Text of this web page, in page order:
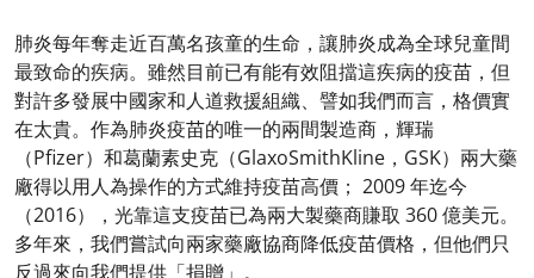
肺炎每年奪走近百萬名孩童的生命，讓肺炎成為全球兒童間
最致命的疾病。雖然目前已有能有效阻擋這疾病的疫苗，但
對許多發展中國家和人道救援組織、譬如我們而言，格價實
在太貴。作為肺炎疫苗的唯一的兩間製造商，輝瑞
（Pfizer）和葛蘭素史克（GlaxoSmithKline，GSK）兩大藥
廠得以用人為操作的方式維持疫苗高價； 2009 年迄今
（2016），光靠這支疫苗已為兩大製藥商賺取 360 億美元。
多年來，我們嘗試向兩家藥廠協商降低疫苗價格，但他們只
反過來向我們提供「捐贈」。